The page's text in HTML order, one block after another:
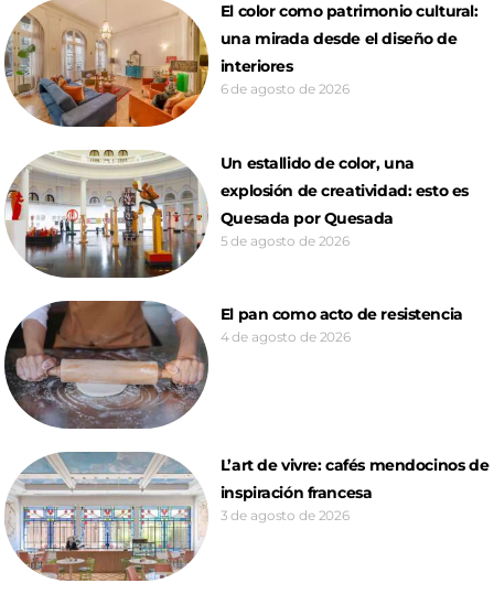
El color como patrimonio cultural:
una mirada desde el diseño de
interiores
6 de agosto de 2026
Un estallido de color, una
explosión de creatividad: esto es
Quesada por Quesada
5 de agosto de 2026
El pan como acto de resistencia
4 de agosto de 2026
L’art de vivre: cafés mendocinos de
inspiración francesa
3 de agosto de 2026